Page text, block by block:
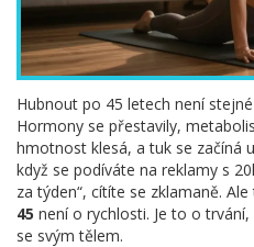
Hubnout po 45 letech není
Hormony se přestavily,
hmotnost klesá, a tuk se začíná
když se podíváte na reklamy s
za týden“, cítíte se zklamaně.
45 není o rychlosti. Je to o
se svým tělem.